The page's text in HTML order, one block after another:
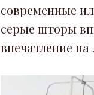
современные
серые шторы
впечатление